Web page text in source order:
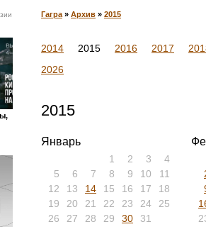
Гагра » Архив » 2015
2014 2015 2016 2017
2026
2015
Январь
1 2 3
4
5
6 7 8 9 10
11
12
13 14 15 16 17
18
19
20 21 22 23 24
25
26
27 28 29 30 31